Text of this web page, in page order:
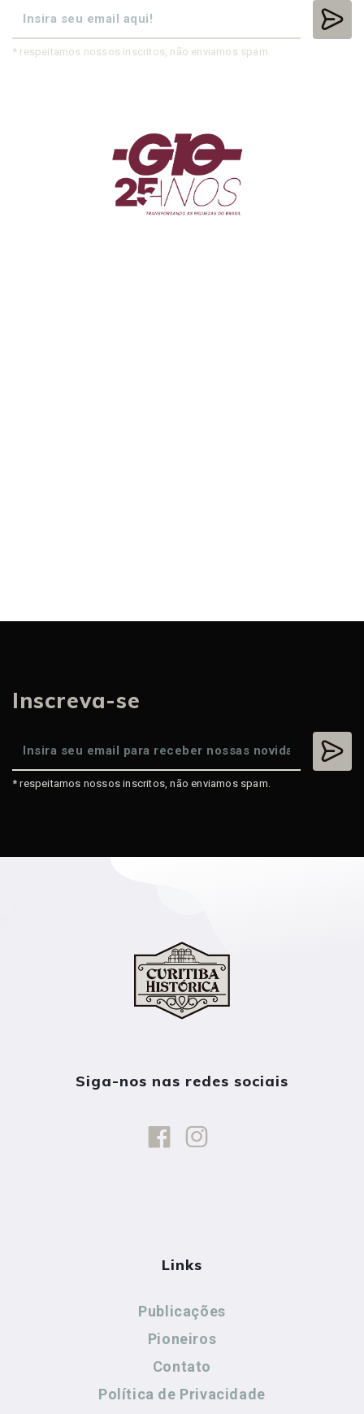
* respeitamos nossos inscritos, não enviamos spam.
Inscreva-se
* respeitamos nossos inscritos, não enviamos spam.
Siga-nos nas redes sociais
Links
Publicações
Pioneiros
Contato
Política de Privacidade